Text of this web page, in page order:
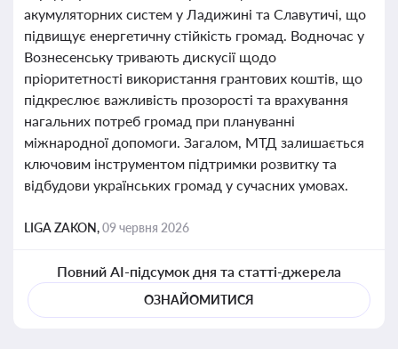
акумуляторних систем у Ладижині та Славутичі, що
підвищує енергетичну стійкість громад. Водночас у
Вознесенську тривають дискусії щодо
пріоритетності використання грантових коштів, що
підкреслює важливість прозорості та врахування
нагальних потреб громад при плануванні
міжнародної допомоги. Загалом, МТД залишається
ключовим інструментом підтримки розвитку та
відбудови українських громад у сучасних умовах.
LIGA ZAKON,09 червня 2026
Повний AI-підсумок дня та статті-джерела
ОЗНАЙОМИТИСЯ